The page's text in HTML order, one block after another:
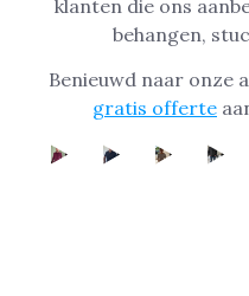
klanten die ons
behangen,
Benieuwd naar onze
gratis offerte